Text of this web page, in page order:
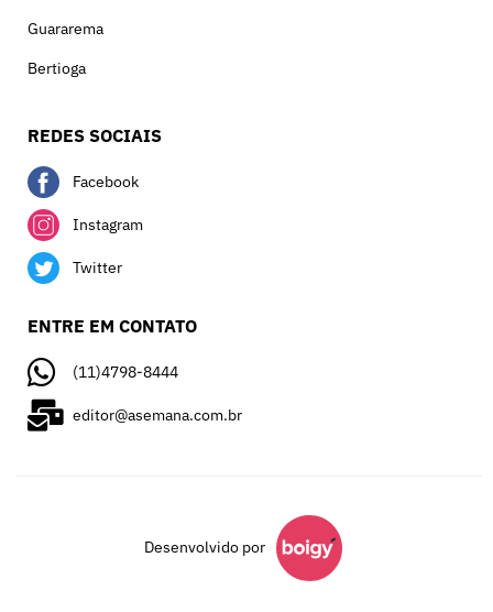
Guararema
Bertioga
REDES SOCIAIS
Facebook
Instagram
Twitter
ENTRE EM CONTATO
(11)4798-8444
editor@asemana.com.br
Desenvolvido por